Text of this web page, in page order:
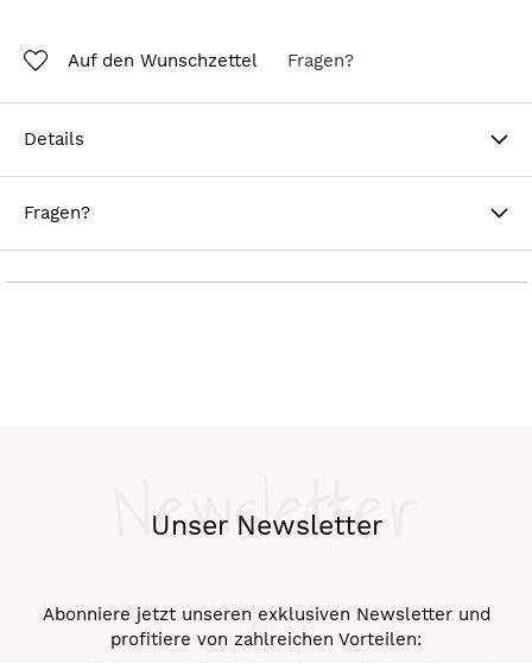
Auf den Wunschzettel Fragen?
Details
Fragen?
Unser Newsletter
Newsletter
Abonniere jetzt unseren exklusiven Newsletter und
profitiere von zahlreichen Vorteilen: